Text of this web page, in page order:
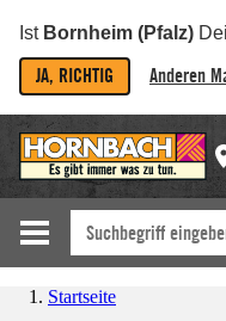
Ist Bornheim (Pfalz)
JA, RICHTIG Anderen
Startseite